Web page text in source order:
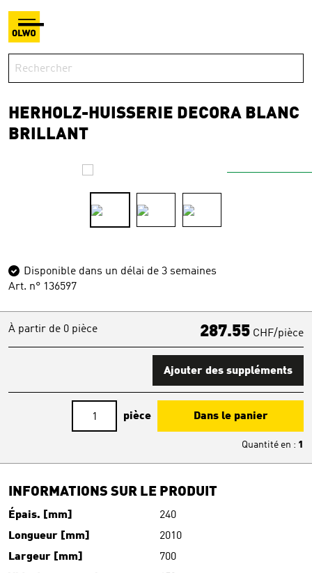
HERHOLZ-HUISSERIE DECORA BLANC
BRILLANT
Disponible dans un délai de 3 semaines
Art. n° 136597
À partir de 0 pièce 287.55 CHF/pièce
Ajouter des suppléments
pièce Dans le panier
Quantité en : 1
INFORMATIONS SUR LE PRODUIT
Épais. [mm]
240
Longueur [mm]
2010
Largeur [mm]
700